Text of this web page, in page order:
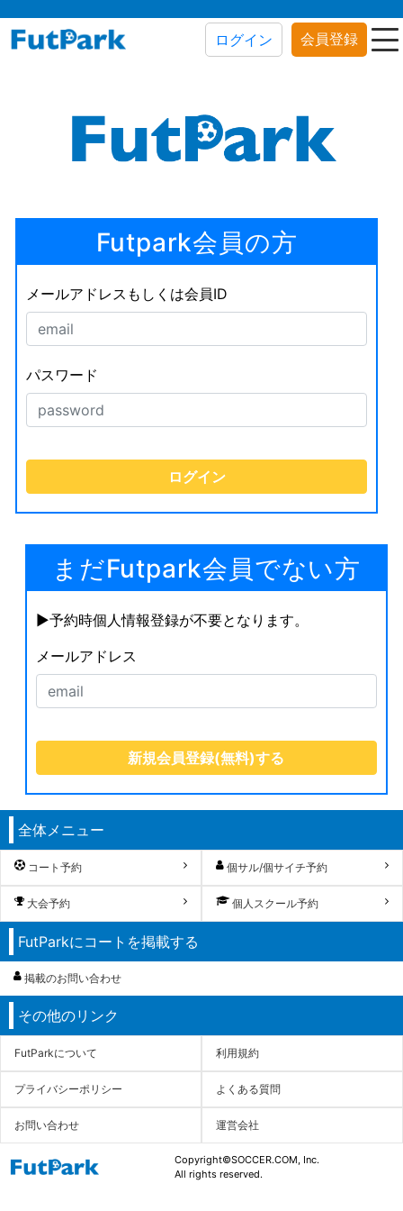
ログイン 会員登録
Futpark会員の方
メールアドレスもしくは会員ID
パスワード
まだFutpark会員でない方
▶︎予約時個人情報登録が不要となります。
メールアドレス
全体メニュー
コート予約 個サル/個サイチ予約
大会予約 個人スクール予約
FutParkにコートを掲載する
掲載のお問い合わせ
その他のリンク
FutParkについて 利用規約
プライバシーポリシー よくある質問
お問い合わせ 運営会社
Copyright©SOCCER.COM, Inc.
All rights reserved.